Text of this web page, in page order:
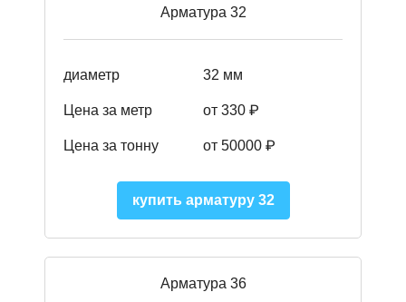
Арматура 32
диаметр 32 мм
Цена за метр от 330 ₽
Цена за тонну от 50000 ₽
купить арматуру 32
Арматура 36